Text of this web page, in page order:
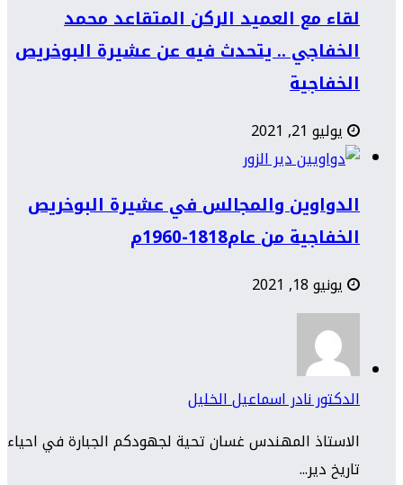
لقاء مع العميد الركن المتقاعد محمد
الخفاجي .. يتحدث فيه عن عشيرة البوخريص
الخفاجية
يوليو 21, 2021
الدواوين والمجالس في عشيرة البوخريص
الخفاجية من عام1818-1960م
يونيو 18, 2021
الدكتور نادر اسماعيل الخليل
الاستاذ المهندس غسان تحية لجهودكم الجبارة في احياء
تاريخ دير...